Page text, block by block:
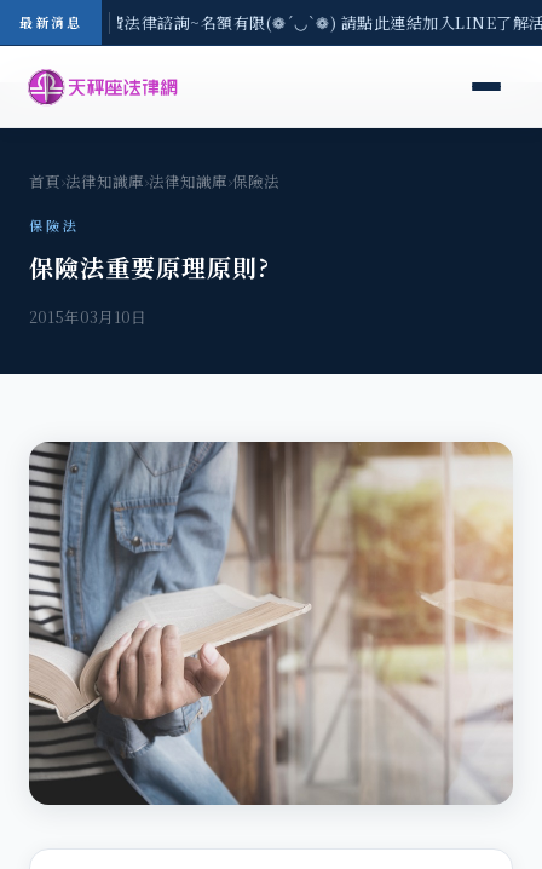
最新消息
3(一) 現場免費法律諮詢~名額有限(❁´◡`❁) 請點此連結加入LINE了
首頁›法律知識庫›法律知識庫›保險法
保險法
保險法重要原理原則?
2015年03月10日